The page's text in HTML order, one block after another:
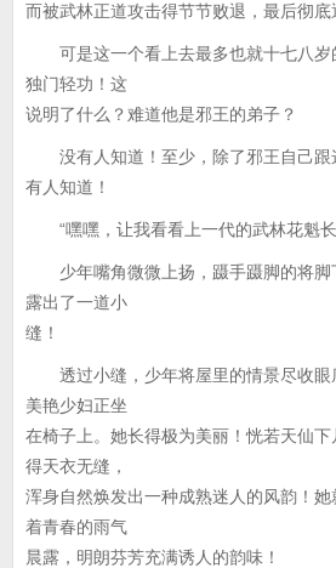
而被武林正道攻击得节节败退，最后彻底
可是这一个看上去最多也就十七八岁
独门轻功！这
说明了什么？难道他是邪王的弟子？
没有人知道！至少，除了邪王自己跟
有人知道！
“嘿嘿，让我看看上一代的武林花魁长
少年嘴角微微上扬，蹑手蹑脚的将脚
露出了一道小
缝！
透过小缝，少年将屋里的情景尽收眼
美艳少妇正坐
在椅子上。她长得极为美丽！恍若天仙
得天衣无缝，
浑身自然焕发出一种成熟迷人的风韵！
着青春的雨气
晨露，明朗芬芳充满诱人的韵味！